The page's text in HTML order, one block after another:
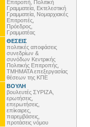
Επιτροπή, Πολιτική
Γραμματεία, Εκτελεστική
Γραμματεία, Νομαρχιακές
Επιτροπές,
Πρόεδρος,
Γραμματέας
ΘΕΣΕΙΣ
πολιτικές αποφάσεις
συνεδρίων &
συνόδων Κεντρικής
Πολιτικής Επιτροπής,
ΤΜΗΜΑΤΑ επεξεργασίας
θέσεων της ΚΠΕ
ΒΟΥΛΗ
βουλευτές ΣΥΡΙΖΑ,
ερωτήσεις,
επερωτήσεις,
επίκαιρες,
παρεμβάσεις,
προτάσεις νόμου